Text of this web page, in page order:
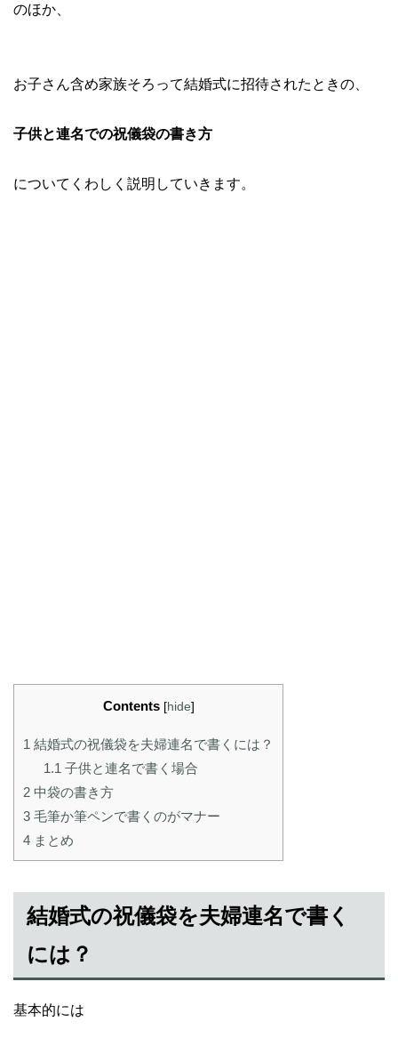
のほか、
お子さん含め家族そろって結婚式に招待されたときの、
子供と連名での祝儀袋の書き方
についてくわしく説明していきます。
Contents [hide]
1 結婚式の祝儀袋を夫婦連名で書くには？
1.1 子供と連名で書く場合
2 中袋の書き方
3 毛筆か筆ペンで書くのがマナー
4 まとめ
結婚式の祝儀袋を夫婦連名で書く
には？
基本的には